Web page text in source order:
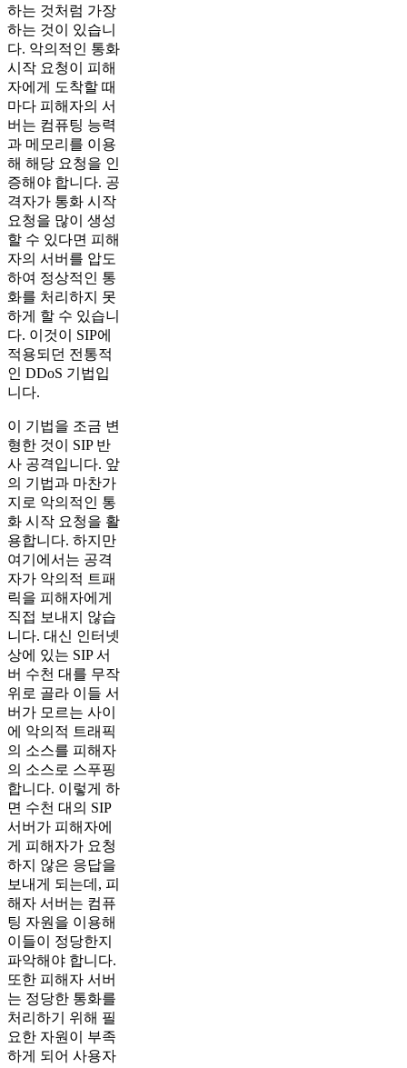
하는 것처럼 가장
하는 것이 있습니
다. 악의적인 통화
시작 요청이 피해
자에게 도착할 때
마다 피해자의 서
버는 컴퓨팅 능력
과 메모리를 이용
해 해당 요청을 인
증해야 합니다. 공
격자가 통화 시작
요청을 많이 생성
할 수 있다면 피해
자의 서버를 압도
하여 정상적인 통
화를 처리하지 못
하게 할 수 있습니
다. 이것이 SIP에
적용되던 전통적
인 DDoS 기법입
니다.
이 기법을 조금 변
형한 것이 SIP 반
사 공격입니다. 앞
의 기법과 마찬가
지로 악의적인 통
화 시작 요청을 활
용합니다. 하지만
여기에서는 공격
자가 악의적 트패
릭을 피해자에게
직접 보내지 않습
니다. 대신 인터넷
상에 있는 SIP 서
버 수천 대를 무작
위로 골라 이들 서
버가 모르는 사이
에 악의적 트래픽
의 소스를 피해자
의 소스로 스푸핑
합니다. 이렇게 하
면 수천 대의 SIP
서버가 피해자에
게 피해자가 요청
하지 않은 응답을
보내게 되는데, 피
해자 서버는 컴퓨
팅 자원을 이용해
이들이 정당한지
파악해야 합니다.
또한 피해자 서버
는 정당한 통화를
처리하기 위해 필
요한 자원이 부족
하게 되어 사용자